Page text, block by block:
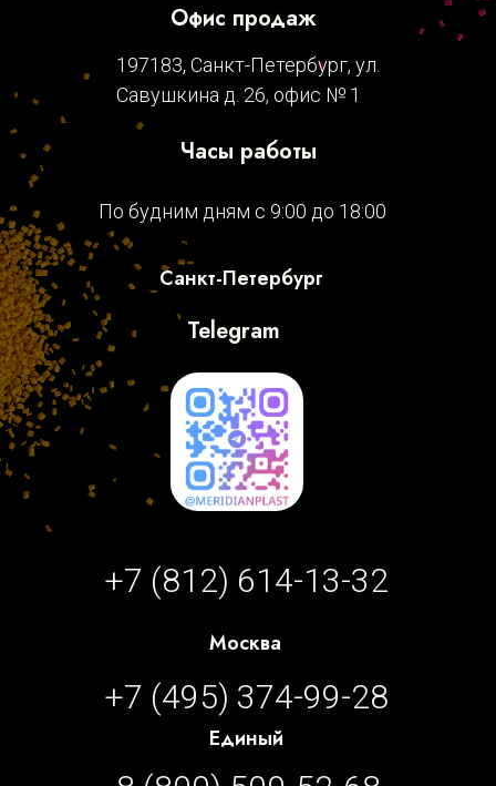
Офис продаж
197183, Санкт-Петербург, ул.
Савушкина д. 26, офис № 1
Часы работы
Telegram
По будним дням с 9:00 до 18:00
Санкт-Петербург
+7 (812) 614-13-32
Москва
+7 (495) 374-99-28
Единый